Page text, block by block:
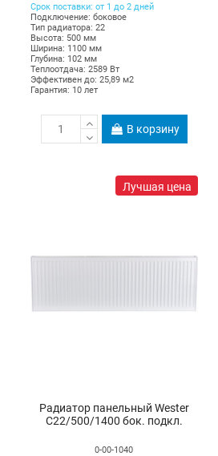
Срок поставки: от 1 до 2 дней
Подключение: боковое
Тип радиатора: 22
Высота: 500 мм
Ширина: 1100 мм
Глубина: 102 мм
Теплоотдача: 2589Вт
Эффективен до: 25,89 м2
Гарантия: 10 лет
В корзину
Лучшая цена
Радиатор панельный Wester
C22/500/1400 бок. подкл.
0-00-1040